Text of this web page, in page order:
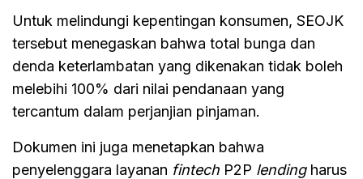
Untuk melindungi kepentingan konsumen, SEOJK
tersebut menegaskan bahwa total bunga dan
denda keterlambatan yang dikenakan tidak boleh
melebihi 100% dari nilai pendanaan yang
tercantum dalam perjanjian pinjaman.
Dokumen ini juga menetapkan bahwa
penyelenggara layanan fintech P2P lendingharus